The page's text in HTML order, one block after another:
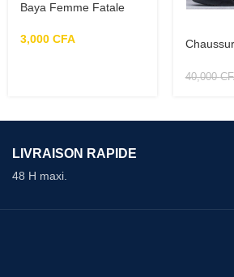
Baya Femme Fatale
3,000 CFA
40,000
LIVRAISON RAPIDE
48 H maxi.